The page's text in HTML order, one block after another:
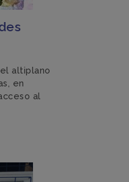
altiplano
en
al